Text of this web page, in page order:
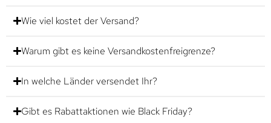
Wie viel kostet der Versand?
Warum gibt es keine Versandkostenfreigrenze?
In welche Länder versendet Ihr?
Gibt es Rabattaktionen wie Black Friday?